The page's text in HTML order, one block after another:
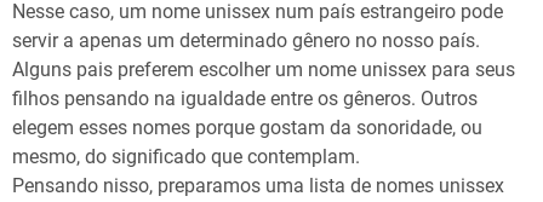
Nesse caso, um nome unissex num país estrangeiro pode
servir a apenas um determinado gênero no nosso país.
Alguns pais preferem escolher um nome unissex para seus
filhos pensando na igualdade entre os gêneros. Outros
elegem esses nomes porque gostam da sonoridade, ou
mesmo, do significado que contemplam.
Pensando nisso, preparamos uma lista de nomes unissex